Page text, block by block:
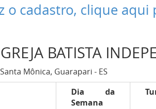
o cadastro, clique aqui
BATISTA
Mônica, Guarapari - ES
Dia da
Semana